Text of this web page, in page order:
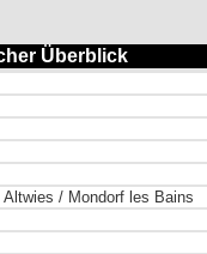
Überblick
/ Mondorf les Bains